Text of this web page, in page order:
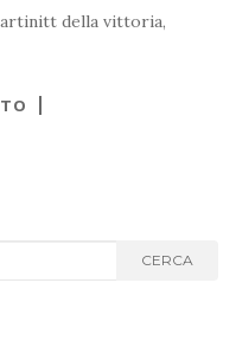
della vittoria,
CERCA